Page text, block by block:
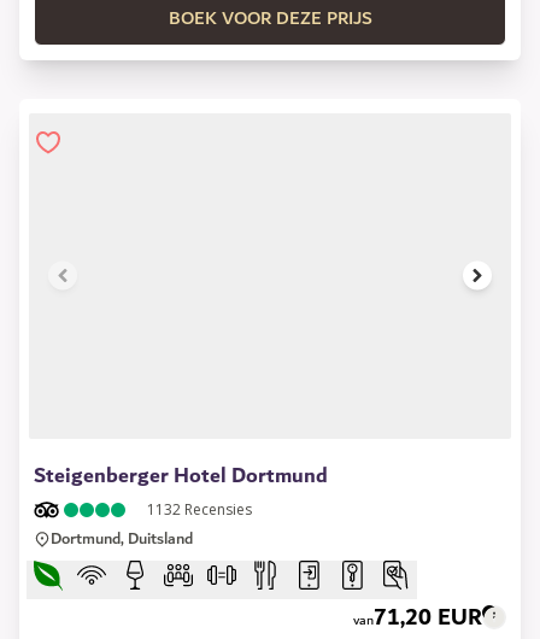
BOEK VOOR DEZE PRIJS
Steigenberger Hotel Dortmund
1132 Recensies
Dortmund, Duitsland
van71,20 EUR